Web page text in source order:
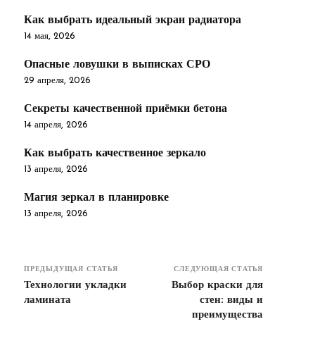
Как выбрать идеальный экран радиатора
14 мая, 2026
Опасные ловушки в выписках СРО
29 апреля, 2026
Секреты качественной приёмки бетона
14 апреля, 2026
Как выбрать качественное зеркало
13 апреля, 2026
Магия зеркал в планировке
13 апреля, 2026
ПРЕДЫДУЩАЯ СТАТЬЯ
Технологии укладки
ламината
СЛЕДУЮЩАЯ СТАТЬЯ
Выбор краски для
стен: виды и
преимущества